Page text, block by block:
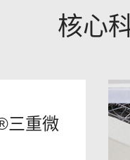
核心
三重微